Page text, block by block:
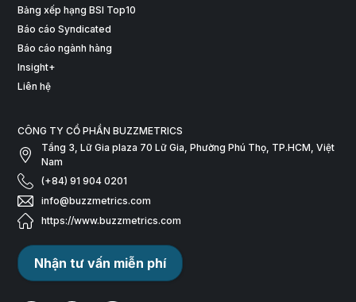
Bảng xếp hạng BSI Top10
Báo cáo Syndicated
Báo cáo ngành hàng
Insight+
Liên hệ
CÔNG TY CỔ PHẦN BUZZMETRICS
Tầng 3, Lữ Gia plaza 70 Lữ Gia, Phường Phú Thọ, TP.HCM, Việt
Nam
(+84) 91 904 0201
info@buzzmetrics.com
https://www.buzzmetrics.com
Nhận tư vấn miễn phí